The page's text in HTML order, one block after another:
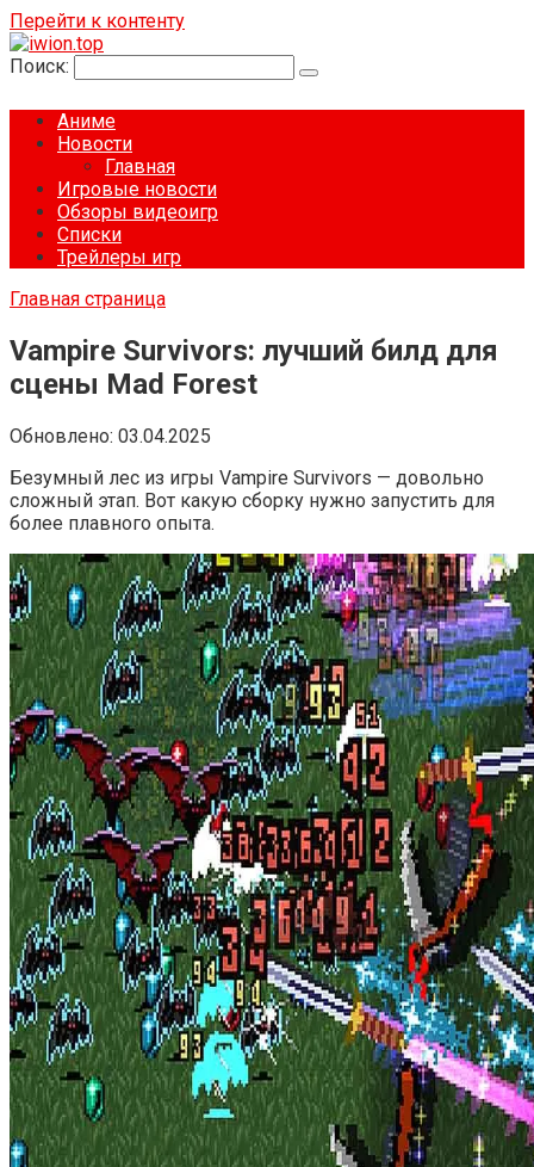
Перейти к контенту
Поиск:
Аниме
Новости
Главная
Игровые новости
Обзоры видеоигр
Списки
Трейлеры игр
Главная страница
Vampire Survivors: лучший билд для
сцены Mad Forest
Обновлено: 03.04.2025
Безумный лес из игры Vampire Survivors — довольно
сложный этап. Вот какую сборку нужно запустить для
более плавного опыта.